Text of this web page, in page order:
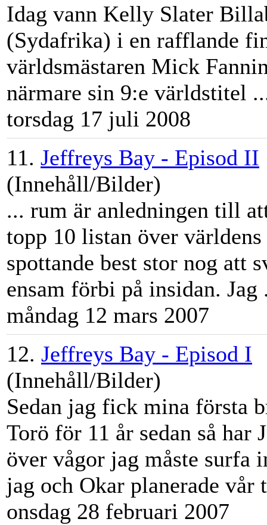
Idag vann Kelly Slater
(Sydafrika) i en rafflande
världsmästaren Mick
närmare sin 9:e världstitel
torsdag 17 juli 2008
11. Jeffreys Bay - Episod II
(Innehåll/Bilder)
... rum är anledningen till
topp 10 listan över
spottande best stor nog att
ensam förbi på insidan. Jag
måndag 12 mars 2007
12. Jeffreys Bay - Episod I
(Innehåll/Bilder)
Sedan jag fick mina första
Torö för 11 år sedan så
över vågor jag måste
jag och Okar planerade vår
onsdag 28 februari 2007